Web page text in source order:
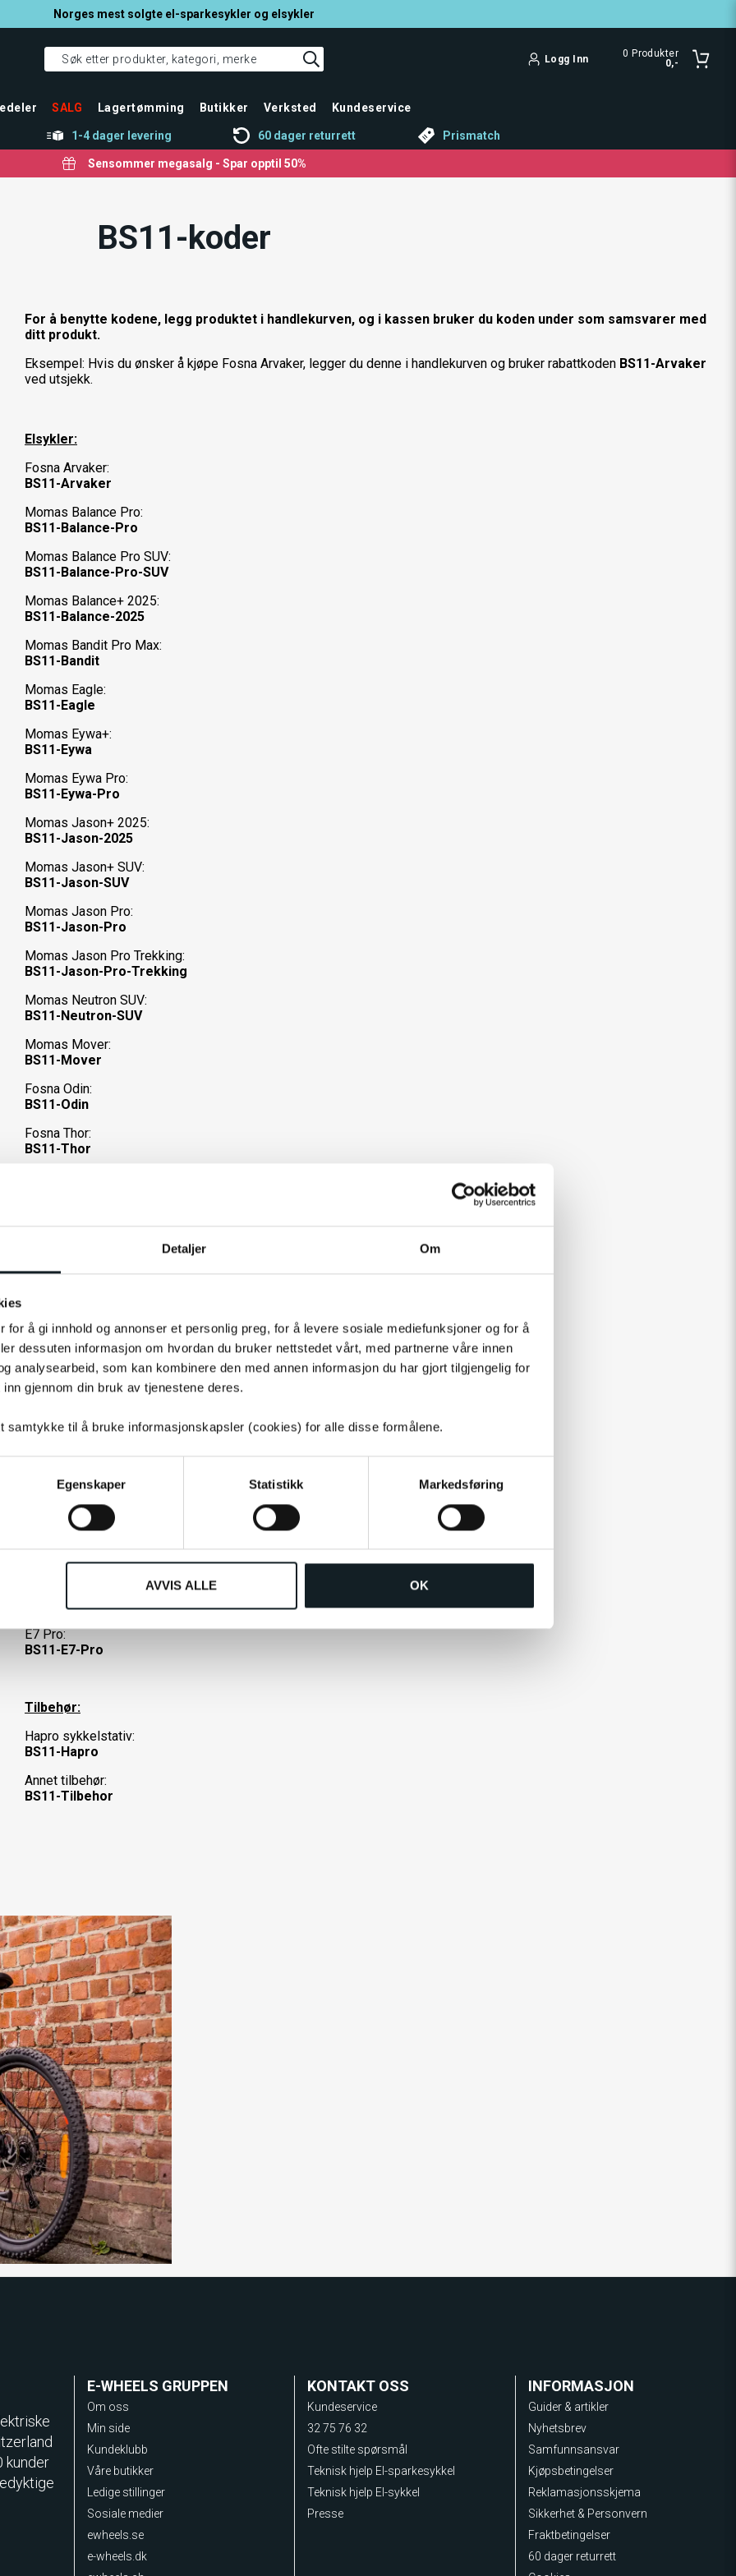
Detaljer Om
for å gi innhold og annonser et personlig preg, for å levere sosiale mediefunksjoner og for å
dessuten informasjon om hvordan du bruker nettstedet vårt, med partnerne våre innen
analysearbeid, som kan kombinere den med annen informasjon du har gjort tilgjengelig for
gjennom din bruk av tjenestene deres.
samtykke til å bruke informasjonskapsler (cookies) for alle disse formålene.
Egenskaper Statistikk Markedsføring
AVVIS ALLE OK
Norges mest solgte el-sparkesykler og elsykler
Logg Inn 0 Produkter
0,-
SALG Lagertømming Butikker Verksted Kundeservice
1-4 dager levering 60 dager returrett Prismatch
Sensommer megasalg - Spar opptil 50%
BS11-koder
For å benytte kodene, legg produktet i handlekurven, og i kassen bruker du koden under som samsvarer med
ditt produkt.
Eksempel: Hvis du ønsker å kjøpe Fosna Arvaker, legger du denne i handlekurven og bruker rabattkoden BS11-Arvaker
ved utsjekk.
Elsykler:
Fosna Arvaker:
BS11-Arvaker
Momas Balance Pro:
BS11-Balance-Pro
Momas Balance Pro SUV:
BS11-Balance-Pro-SUV
Momas Balance+ 2025:
BS11-Balance-2025
Momas Bandit Pro Max:
BS11-Bandit
Momas Eagle:
BS11-Eagle
Momas Eywa+:
BS11-Eywa
Momas Eywa Pro:
BS11-Eywa-Pro
Momas Jason+ 2025:
BS11-Jason-2025
Momas Jason+ SUV:
BS11-Jason-SUV
Momas Jason Pro:
BS11-Jason-Pro
Momas Jason Pro Trekking:
BS11-Jason-Pro-Trekking
Momas Neutron SUV:
BS11-Neutron-SUV
Momas Mover:
BS11-Mover
Fosna Odin:
BS11-Odin
Fosna Thor:
BS11-Thor
Momas Ultimate+:
BS11-Wayfarer
Momas Wayfarer Pro:
BS11-Wayfarer-Pro
El-sparkesykler:
E2S V2:
E2S V2 Pro:
BS11-E2S-V2-Pro
E2S Urban Max:
BS11-Urban-Max
BS11-E7
E7 Pro:
BS11-E7-Pro
Tilbehør:
Hapro sykkelstativ:
BS11-Hapro
Annet tilbehør:
BS11-Tilbehor
kunder
E-WHEELS GRUPPEN
Om oss
Min side
Kundeklubb
Våre butikker
Ledige stillinger
Sosiale medier
ewheels.se
e-wheels.dk
KONTAKT OSS
Kundeservice
32 75 76 32
Ofte stilte spørsmål
Teknisk hjelp El-sparkesykkel
Teknisk hjelp El-sykkel
Presse
INFORMASJON
Guider & artikler
Nyhetsbrev
Samfunnsansvar
Kjøpsbetingelser
Reklamasjonsskjema
Sikkerhet & Personvern
Fraktbetingelser
60 dager returrett